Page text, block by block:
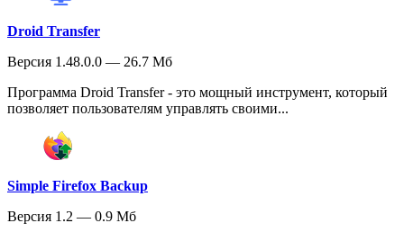
Droid Transfer
Версия 1.48.0.0 — 26.7 Мб
Программа Droid Transfer - это мощный инструмент, который
позволяет пользователям управлять своими...
Simple Firefox Backup
Версия 1.2 — 0.9 Мб